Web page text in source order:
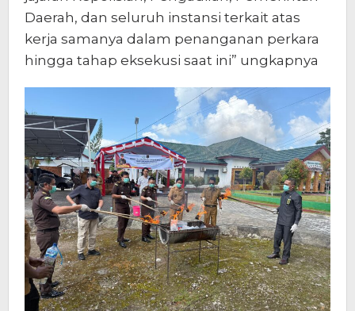
Daerah, dan seluruh instansi terkait atas
kerja samanya dalam penanganan perkara
hingga tahap eksekusi saat ini” ungkapnya